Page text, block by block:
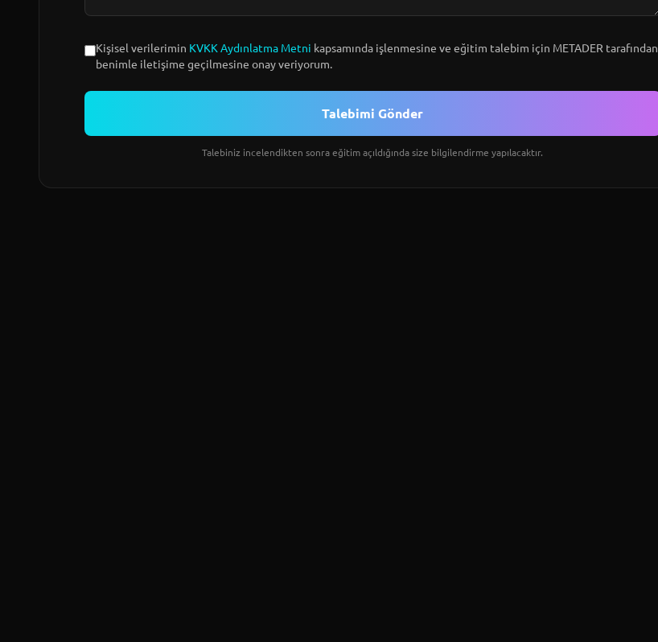
Kişisel verilerimin KVKK Aydınlatma Metni kapsamında işlenmesine ve eğitim talebim için METADER tarafından
benimle iletişime geçilmesine onay veriyorum.
Talebimi Gönder
Talebiniz incelendikten sonra eğitim açıldığında size bilgilendirme yapılacaktır.